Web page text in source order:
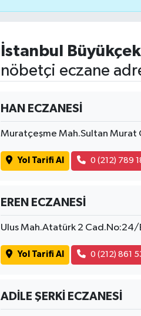
İstanbul
nöbetçi eczane
HAN ECZANESİ
Muratçeşme Mah.Sultan Murat
Yol Tarifi Al 0 (212) 789
EREN ECZANESİ
Ulus Mah.Atatürk 2 Cad.No:24/
Yol Tarifi Al 0 (212) 861
ADİLE ŞERKİ ECZANESİ